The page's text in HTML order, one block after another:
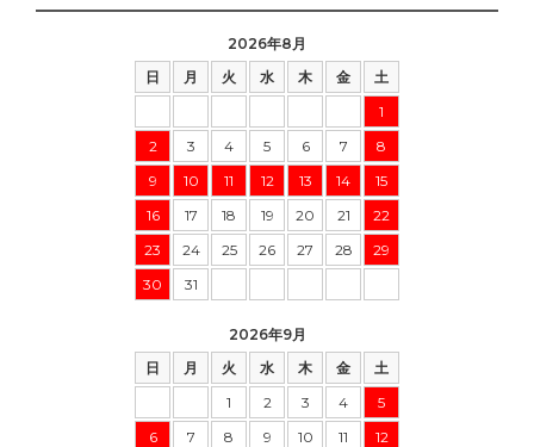
2026年8月
日
月 火 水 木 金
土
1
2
3 4 5 6 7
8
9
10 11 12 13 14
15
16
17 18 19 20 21
22
23
24 25 26 27 28
29
30
31
2026年9月
日
月 火 水 木 金
土
1
2 3 4
5
6
7 8 9 10 11
12